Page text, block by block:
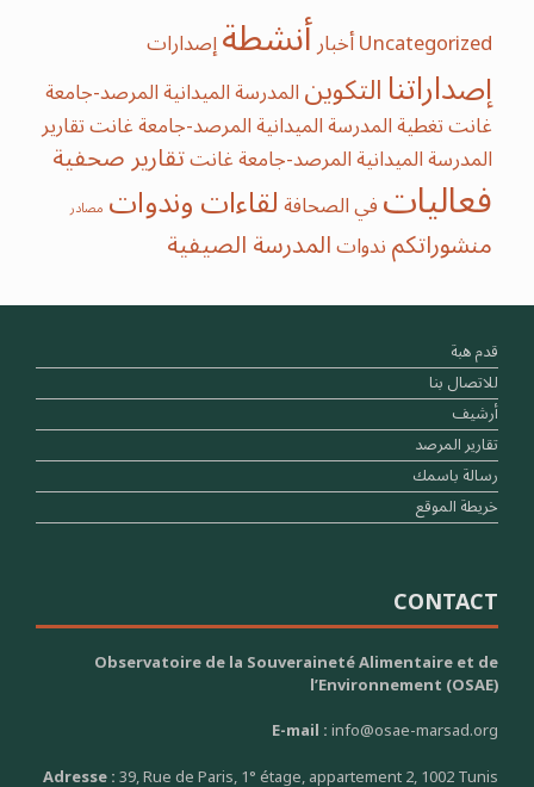
Uncategorizedأخبارأنشطةإصدارات
إصداراتناالتكوينالمدرسة الميدانية المرصد-جامعة
غانتتغطية المدرسة الميدانية المرصد-جامعة غانتتقارير
المدرسة الميدانية المرصد-جامعة غانتتقارير صحفية
فعالياتفي الصحافةلقاءات وندوات مصادر
منشوراتكمندوات‫‫المدرسة‬ الصيفية‬
قدم هبة
للاتصال بنا
أرشيف
تقارير المرصد
رسالة باسمك
خريطة الموقع
CONTACT
Observatoire de la Souveraineté Alimentaire et de
l’Environnement (OSAE)
E-mail :info@osae-marsad.org
Adresse :39, Rue de Paris, 1° étage, appartement 2, 1002 Tunis